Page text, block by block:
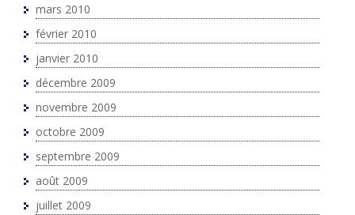
mars 2010
février 2010
janvier 2010
décembre 2009
novembre 2009
octobre 2009
septembre 2009
août 2009
juillet 2009